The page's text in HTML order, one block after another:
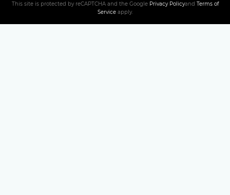
This site is protected by reCAPTCHA and the Google Privacy Policyand Terms of
Serviceapply.